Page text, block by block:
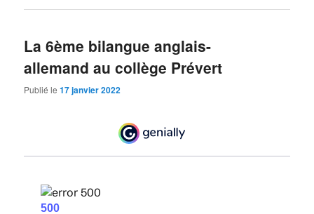
La 6ème bilangue anglais-
allemand au collège Prévert
Publié le17 janvier 2022